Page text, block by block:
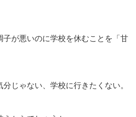
子が悪いのに学校を休むことを「甘
じゃない、学校に行きたくない。